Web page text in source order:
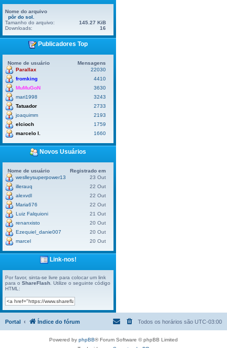
Nome do arquivo
pôr do sol.
Tamanho do arquivo:
145.27 KiB
Downloads:
16
Publicadores Top
Nome de usuário
Mensagens
Parallax
22030
fromking
4410
MuMuGoN
3630
mari1998
3243
Tatuador
2733
joaquimm
2193
elcioch
1759
marcelo l.
1660
Novos Usuários
Nome de usuário
Registrado em
weslleysuperpower13
23 Out
illerauq
22 Out
alexvdl
22 Out
Maria676
22 Out
Luiz Falquioni
21 Out
renanxisto
20 Out
Ezequiel_danie007
20 Out
marcel
20 Out
Link-nos!
Por favor, sinta-se livre para colocar um link
para o ShareFlash. Utilize o seguinte código
HTML:
Portal Índice do fórum Todos os horários são UTC-03:00
Powered by phpBB® Forum Software © phpBB Limited